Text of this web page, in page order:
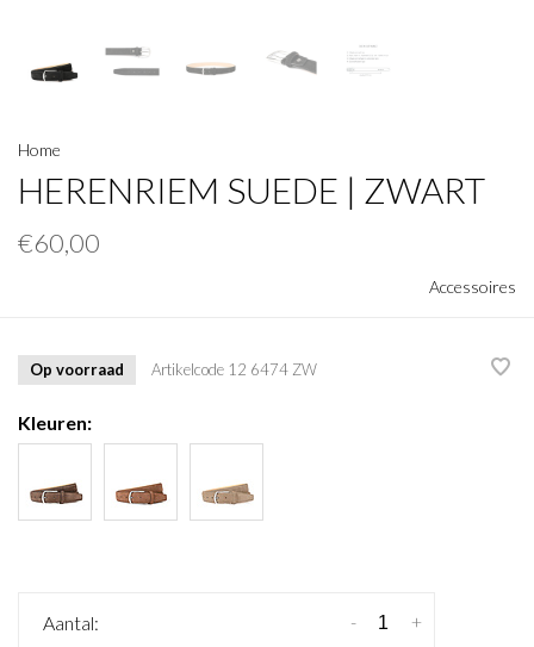
Home
HERENRIEM SUEDE | ZWART
€60,00
Accessoires
Op voorraad Artikelcode 12 6474 ZW
Kleuren:
Aantal: +
-